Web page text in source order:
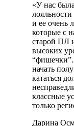
«У нас
и ее очень
которые с
старой ПЛ
высоких
начать
кататься
классные
только
Дарина